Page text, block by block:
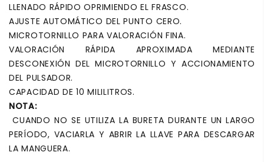
LLENADO RÁPIDO OPRIMIENDO EL FRASCO.
AJUSTE AUTOMÁTICO DEL PUNTO CERO.
MICROTORNILLO PARA VALORACIÓN FINA.
VALORACIÓN RÁPIDA APROXIMADA MEDIANTE
DESCONEXIÓN DEL MICROTORNILLO Y ACCIONAMIENTO
DEL PULSADOR.
CAPACIDAD DE 10 MILILITROS.
NOTA:
CUANDO NO SE UTILIZA LA BURETA DURANTE UN LARGO
PERÍODO, VACIARLA Y ABRIR LA LLAVE PARA DESCARGAR
LA MANGUERA.